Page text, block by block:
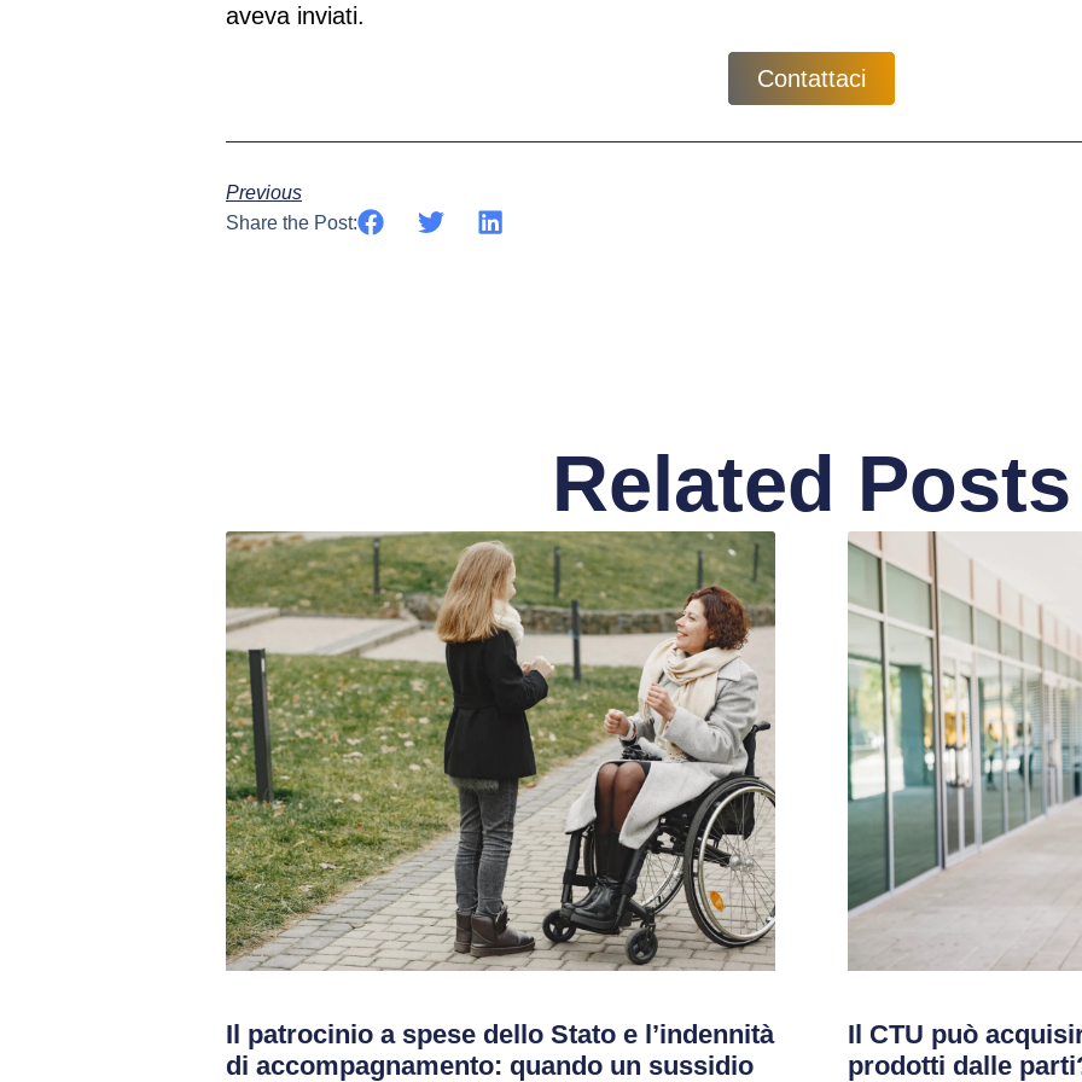
aveva inviati.
Contattaci
Previous
Share the Post:
Related Posts
Il patrocinio a spese dello Stato e l’indennità
di accompagnamento: quando un sussidio
Il CTU può
prodotti dalle